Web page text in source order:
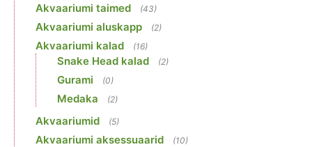
Akvaariumi taimed (43)
Akvaariumi aluskapp (2)
Akvaariumi kalad (16)
Snake Head kalad (2)
Gurami (0)
Medaka (2)
Akvaariumid (5)
Akvaariumi aksessuaarid (10)